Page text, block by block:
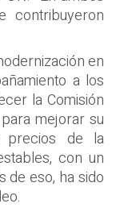
contribuyeron
en
a los
la Comisión
mejorar su
precios de la
con un
de eso, ha sido